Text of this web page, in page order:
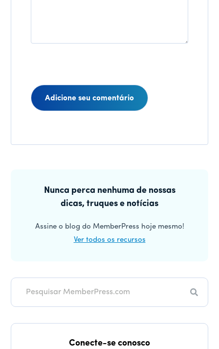
lateralNunca perca nenhuma de nossas
dicas, truques e notícias
Assine o blog do MemberPress hoje mesmo!
Ver todos os recursos
Conecte-se conosco